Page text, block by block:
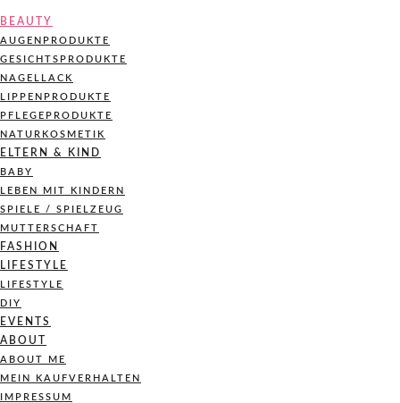
BEAUTY
AUGENPRODUKTE
GESICHTSPRODUKTE
NAGELLACK
LIPPENPRODUKTE
PFLEGEPRODUKTE
NATURKOSMETIK
ELTERN & KIND
BABY
LEBEN MIT KINDERN
SPIELE / SPIELZEUG
MUTTERSCHAFT
FASHION
LIFESTYLE
LIFESTYLE
DIY
EVENTS
ABOUT
ABOUT ME
MEIN KAUFVERHALTEN
IMPRESSUM